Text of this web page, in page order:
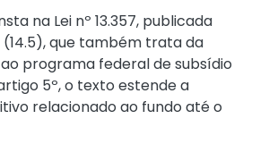
na Lei nº 13.357, publicada
que também trata da
programa federal de subsídio
5º, o texto estende a
relacionado ao fundo até o